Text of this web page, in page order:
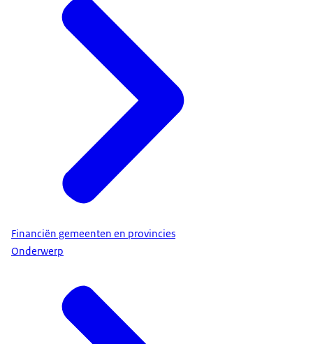
Financiën gemeenten en provincies
Onderwerp